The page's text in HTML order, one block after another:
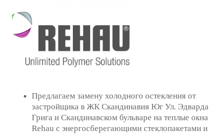
Предлагаем замену холодного остекления от
застройщика в ЖК Скандинавия Юг Ул. Эдварда
Грига и Скандинавском бульваре на теплые окна
Rehau с энергосберегающими стеклопакетами и